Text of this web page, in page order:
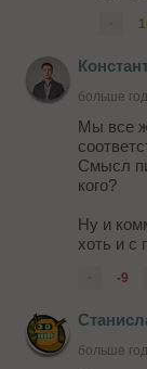
больше
Мы все
Смысл
кого?
Ну и
хоть и с
-9
больше